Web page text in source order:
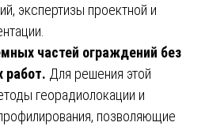
экспертизы проектной и
частей ограждений без
работ. Для решения этой
георадиолокации и
позволяющие